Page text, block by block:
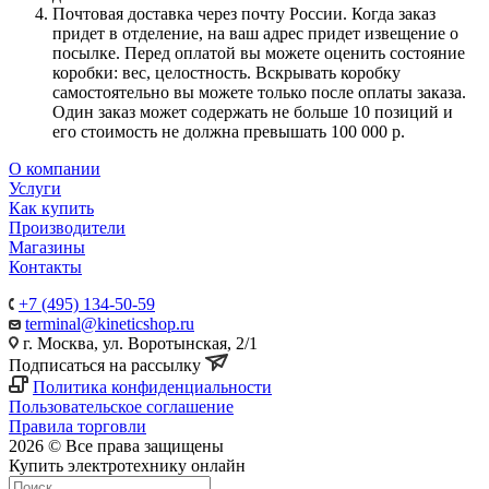
Почтовая доставка через почту России. Когда заказ
придет в отделение, на ваш адрес придет извещение о
посылке. Перед оплатой вы можете оценить состояние
коробки: вес, целостность. Вскрывать коробку
самостоятельно вы можете только после оплаты заказа.
Один заказ может содержать не больше 10 позиций и
его стоимость не должна превышать 100 000 р.
О компании
Услуги
Как купить
Производители
Магазины
Контакты
+7 (495) 134-50-59
terminal@kineticshop.ru
г. Москва, ул. Воротынская, 2/1
Подписаться на рассылку
Политика конфиденциальности
Пользовательское соглашение
Правила торговли
2026 © Все права защищены
Купить электротехнику онлайн